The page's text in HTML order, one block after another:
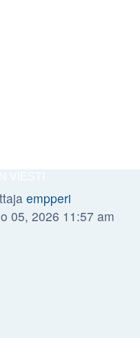
empperi
05, 2026 11:57 am